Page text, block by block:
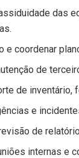
das
e coordenar
de
de inventário,
e
de
internas e